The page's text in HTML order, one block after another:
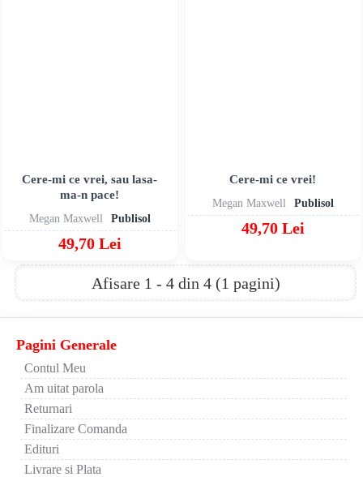
Megan Maxwell Publisol
Cere-mi ce vrei, sau lasa-
ma-n pace!
49,70 Lei
Megan Maxwell Publisol
Cere-mi ce vrei!
49,70 Lei
Afisare 1 - 4 din 4 (1 pagini)
Pagini Generale
Contul Meu
Am uitat parola
Returnari
Finalizare Comanda
Edituri
Livrare si Plata